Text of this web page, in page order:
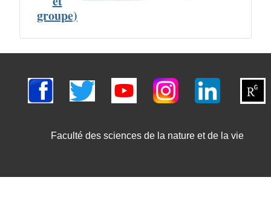
groupe)
Faculté des sciences de la nature et de la vie